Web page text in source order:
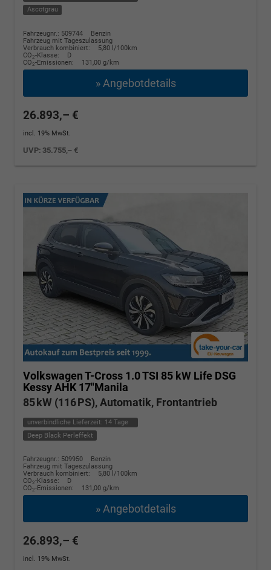
Ascotgrau
Fahrzeugnr.: 509744
Benzin
Fahrzeug mit Tageszulassung
Verbrauch kombiniert:
5,80 l/100km
CO2-Klasse:
D
CO2-Emissionen: 131,00 g/km
» Angebotdetails
26.893,– €
incl. 19% MwSt.
UVP: 35.755,– €
Volkswagen T-Cross 1.0 TSI 85 kW Life DSG
Kessy AHK 17"Manila
85 kW (116 PS), Automatik, Frontantrieb
unverbindliche Lieferzeit: 14 Tage
Deep Black Perleffekt
Fahrzeugnr.: 509950
Benzin
Fahrzeug mit Tageszulassung
Verbrauch kombiniert:
5,80 l/100km
CO2-Klasse:
D
CO2-Emissionen: 131,00 g/km
» Angebotdetails
26.893,– €
incl. 19% MwSt.